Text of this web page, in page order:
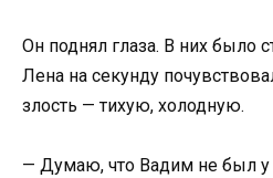
Он поднял глаза. В них было
Лена на секунду
злость — тихую, холодную.
— Думаю, что Вадим не был у